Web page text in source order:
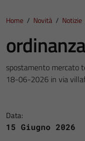
Home / Novità / Notizie
spostamento mercato
18-06-2026 in via
Data:
15 Giugno 2026